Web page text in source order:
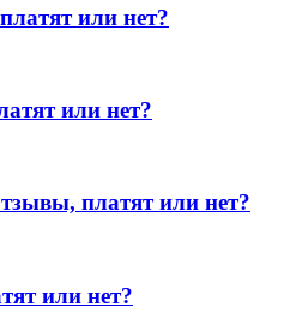
или нет?
или нет?
платят или нет?
или нет?